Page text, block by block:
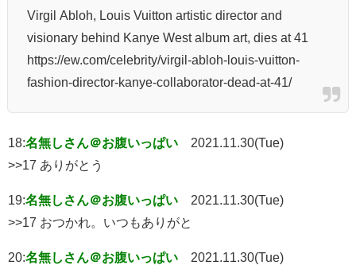
Virgil Abloh, Louis Vuitton artistic director and
visionary behind Kanye West album art, dies at 41
https://ew.com/celebrity/virgil-abloh-louis-vuitton-
fashion-director-kanye-collaborator-dead-at-41/
18:名無しさん＠お腹いっぱい
2021.11.30(Tue)
>>17 ありがとう
19:名無しさん＠お腹いっぱい
2021.11.30(Tue)
>>17 おつかれ。いつもありがと
20:名無しさん＠お腹いっぱい
2021.11.30(Tue)